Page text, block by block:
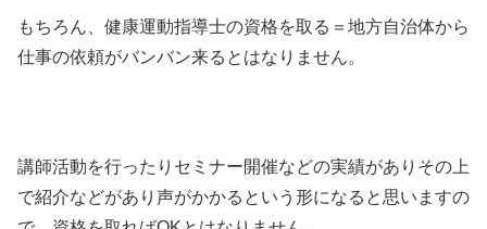
もちろん、健康運動指導士の資格を取る＝地方自治体から
仕事の依頼がバンバン来るとはなりません。
講師活動を行ったりセミナー開催などの実績がありその上
で紹介などがあり声がかかるという形になると思いますの